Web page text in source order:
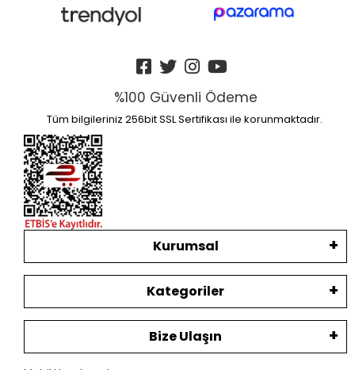
%100 Güvenli Ödeme
Tüm bilgileriniz 256bit SSL Sertifikası ile korunmaktadır.
Kurumsal
Kategoriler
Bize Ulaşın